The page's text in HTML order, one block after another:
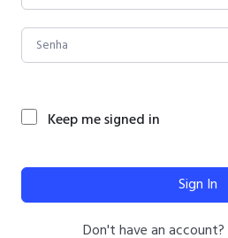
Keep me signed in
Sign In
Don't have an account?